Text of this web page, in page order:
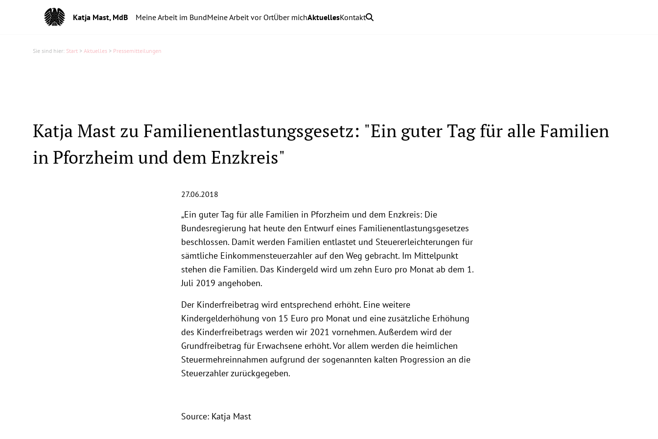
Katja Mast, MdB Meine Arbeit im BundMeine Arbeit vor OrtÜber michAktuellesKontakt
Sie sind hier: Start > Aktuelles > Pressemitteilungen
Katja Mast zu Familienentlastungsgesetz: "Ein guter Tag für alle Familien
in Pforzheim und dem Enzkreis"
27.06.2018
„Ein guter Tag für alle Familien in Pforzheim und dem Enzkreis: Die
Bundesregierung hat heute den Entwurf eines Familienentlastungsgesetzes
beschlossen. Damit werden Familien entlastet und Steuererleichterungen für
sämtliche Einkommensteuerzahler auf den Weg gebracht. Im Mittelpunkt
stehen die Familien. Das Kindergeld wird um zehn Euro pro Monat ab dem 1.
Juli 2019 angehoben.
Der Kinderfreibetrag wird entsprechend erhöht. Eine weitere
Kindergelderhöhung von 15 Euro pro Monat und eine zusätzliche Erhöhung
des Kinderfreibetrags werden wir 2021 vornehmen. Außerdem wird der
Grundfreibetrag für Erwachsene erhöht. Vor allem werden die heimlichen
Steuermehreinnahmen aufgrund der sogenannten kalten Progression an die
Steuerzahler zurückgegeben.
Source: Katja Mast